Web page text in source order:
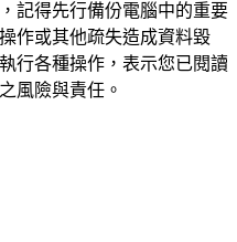
記得先行備份電腦中的重要
作或其他疏失造成資料毀
行各種操作，表示您已閱讀
風險與責任。